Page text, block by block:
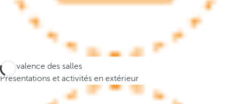
h
Polyvalence des salles
Présentations et activités en extérieur